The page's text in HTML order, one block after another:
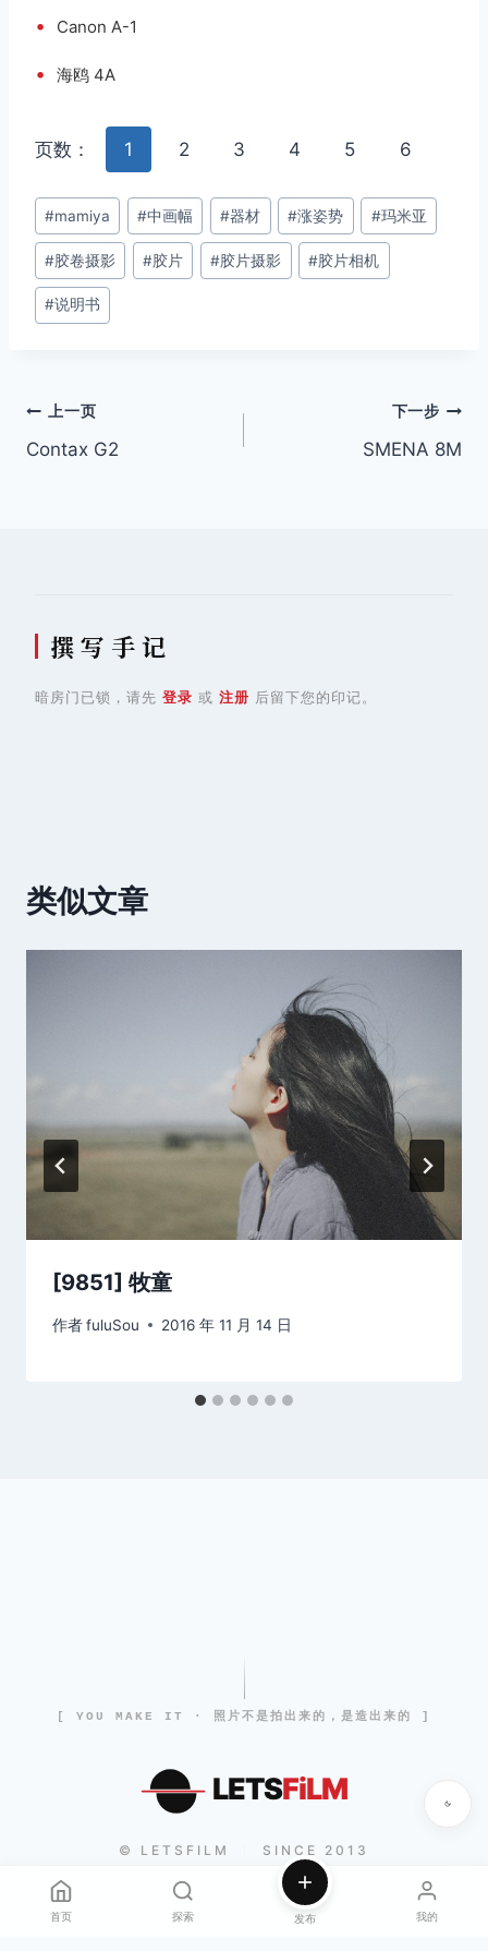
• Canon A-1
• 海鸥 4A
页数： 1 2 3 4 5 6
文
章
标
签：
#mamiya #中画幅 #器材 #涨姿势 #玛米亚
#胶卷摄影 #胶片 #胶片摄影 #胶片相机
#说明书
文
章
上一页
Contax G2
下一步
SMENA 8M
撰 写 手 记
暗房门已锁，请先 登录 或 注册 后留下您的印记。
类似文章
[9851] 牧童
作者fuluSou 2016 年 11 月 14 日
[ YOU MAKE IT · 照片不是拍出来的，是造出来的 ]
LETSFiLM
© LETSFILM SINCE 2013
首页 探索 发布 我的